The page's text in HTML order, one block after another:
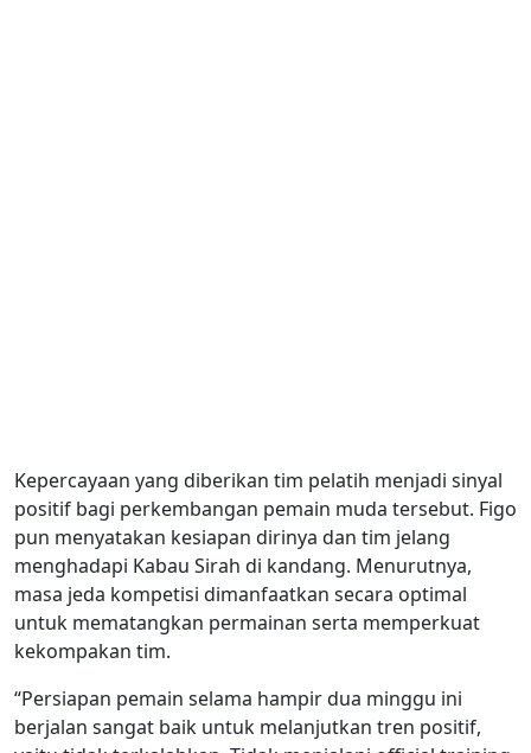
Kepercayaan yang diberikan tim pelatih menjadi sinyal
positif bagi perkembangan pemain muda tersebut. Figo
pun menyatakan kesiapan dirinya dan tim jelang
menghadapi Kabau Sirah di kandang. Menurutnya,
masa jeda kompetisi dimanfaatkan secara optimal
untuk mematangkan permainan serta memperkuat
kekompakan tim.
“Persiapan pemain selama hampir dua minggu ini
berjalan sangat baik untuk melanjutkan tren positif,